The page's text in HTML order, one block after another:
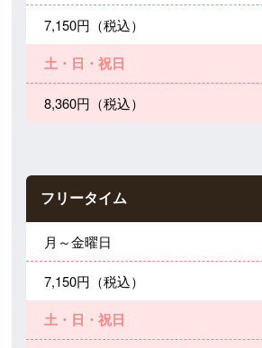
7,150円（税込）
土・日・祝日
8,360円（税込）
フリータイム
月～金曜日
7,150円（税込）
土・日・祝日